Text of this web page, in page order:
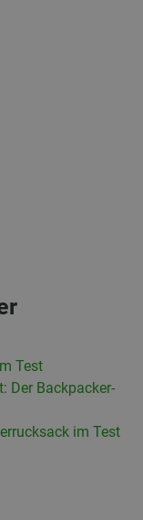
Test
Der Backpacker-
im Test